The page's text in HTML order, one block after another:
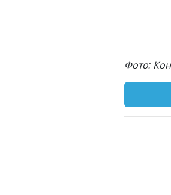
Фото: